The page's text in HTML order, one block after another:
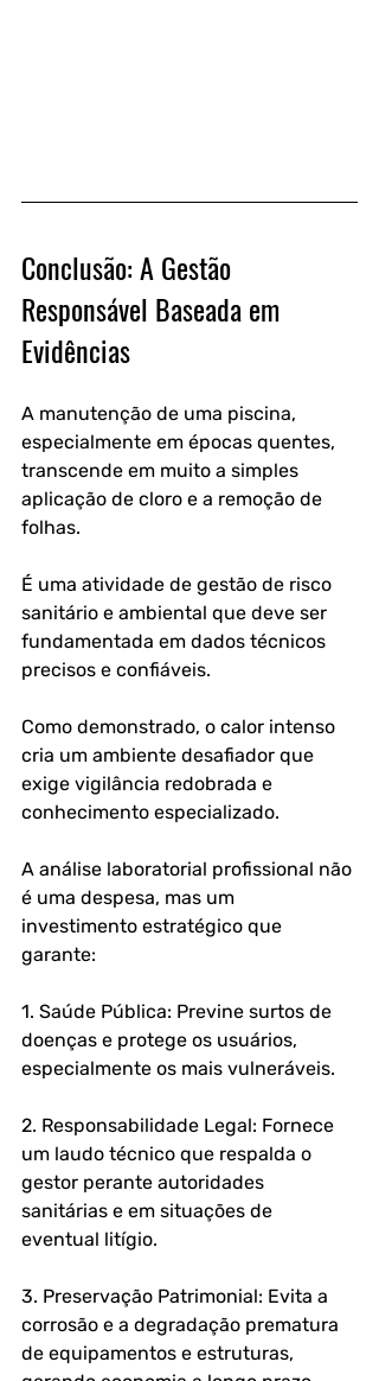
Conclusão: A Gestão
Responsável Baseada em
Evidências
A manutenção de uma piscina,
especialmente em épocas quentes,
transcende em muito a simples
aplicação de cloro e a remoção de
folhas.
É uma atividade de gestão de risco
sanitário e ambiental que deve ser
fundamentada em dados técnicos
precisos e confiáveis.
Como demonstrado, o calor intenso
cria um ambiente desafiador que
exige vigilância redobrada e
conhecimento especializado.
A análise laboratorial profissional não
é uma despesa, mas um
investimento estratégico que
garante:
1. Saúde Pública: Previne surtos de
doenças e protege os usuários,
especialmente os mais vulneráveis.
2. Responsabilidade Legal: Fornece
um laudo técnico que respalda o
gestor perante autoridades
sanitárias e em situações de
eventual litígio.
3. Preservação Patrimonial: Evita a
corrosão e a degradação prematura
de equipamentos e estruturas,